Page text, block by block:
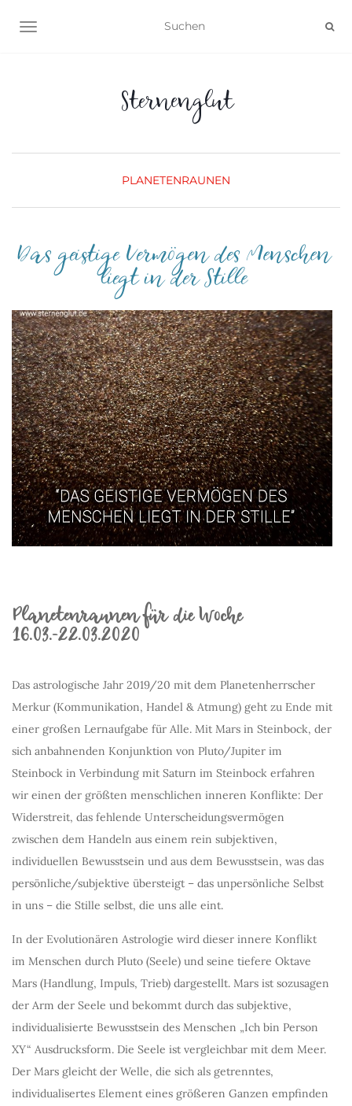
NAVIGATION UMSCHALTEN
Sternenglut
PLANETENRAUNEN
Das geistige Vermögen des Menschen
liegt in der Stille
Planetenraunen für die Woche
16.03.-22.03.2020
Das astrologische Jahr 2019/20 mit dem Planetenherrscher
Merkur (Kommunikation, Handel & Atmung) geht zu Ende mit
einer großen Lernaufgabe für Alle. Mit Mars in Steinbock, der
sich anbahnenden Konjunktion von Pluto/Jupiter im
Steinbock in Verbindung mit Saturn im Steinbock erfahren
wir einen der größten menschlichen inneren Konflikte: Der
Widerstreit, das fehlende Unterscheidungsvermögen
zwischen dem Handeln aus einem rein subjektiven,
individuellen Bewusstsein und aus dem Bewusstsein, was das
persönliche/subjektive übersteigt – das unpersönliche Selbst
in uns – die Stille selbst, die uns alle eint.
In der Evolutionären Astrologie wird dieser innere Konflikt
im Menschen durch Pluto (Seele) und seine tiefere Oktave
Mars (Handlung, Impuls, Trieb) dargestellt. Mars ist sozusagen
der Arm der Seele und bekommt durch das subjektive,
individualisierte Bewusstsein des Menschen „Ich bin Person
XY“ Ausdrucksform. Die Seele ist vergleichbar mit dem Meer.
Der Mars gleicht der Welle, die sich als getrenntes,
individualisertes Element eines größeren Ganzen empfinden